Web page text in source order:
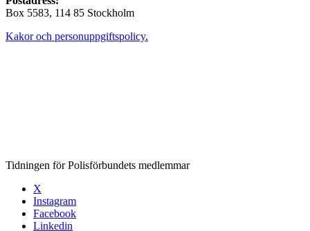
Box 5583, 114 85 Stockholm
Kakor och personuppgiftspolicy.
Tidningen för Polisförbundets medlemmar
X
Instagram
Facebook
Linkedin